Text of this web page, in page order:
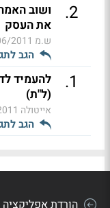
2
.
ושוב
את העסק
ש.מ 22:36
הגב
1
.
להעמיד
(ל"ת)
אייטולה
הגב
הורדת אפליקציה